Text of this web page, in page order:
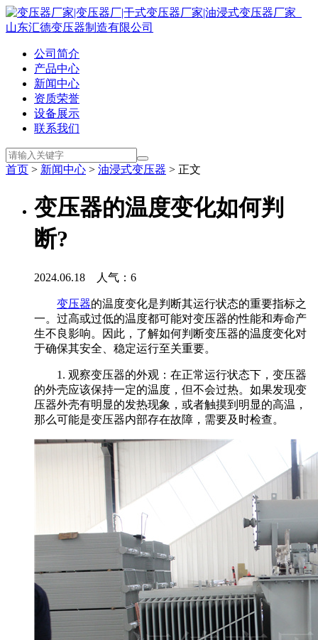
公司简介
产品中心
新闻中心
资质荣誉
设备展示
联系我们
首页 > 新闻中心 > 油浸式变压器 > 正文
变压器的温度变化如何判
断?
2024.06.18 人气： 6
变压器的温度变化是判断其运行状态的重要指标之
一。过高或过低的温度都可能对变压器的性能和寿命产
生不良影响。因此，了解如何判断变压器的温度变化对
于确保其安全、稳定运行至关重要。
1. 观察变压器的外观：在正常运行状态下，变压器
的外壳应该保持一定的温度，但不会过热。如果发现变
压器外壳有明显的发热现象，或者触摸到明显的高温，
那么可能是变压器内部存在故障，需要及时检查。